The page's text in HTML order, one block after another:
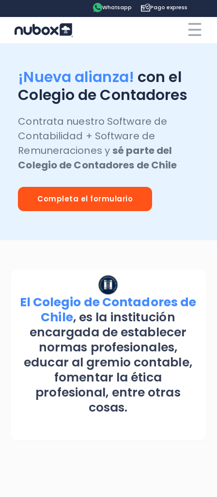
Whatsapp Pago express
☰
×
Ingreso clientes
Tu espacio
Pago express
Ayuda
Software
Contabilidad
Remuneraciones
Portal de colaboradores
Soluciones
Contadores
Casos de éxito
Precios
Calculadoras
Recursos
Demostraciones
¡Nueva alianza! con el
Colegio de Contadores
Contrata nuestro Software de
Contabilidad + Software de
Remuneraciones ysé parte del
Colegio de Contadores de Chile
Completa el formulario
El Colegio de Contadores de
Chile, es la institución
encargada de establecer
normas profesionales,
educar al gremio contable,
fomentar la ética
profesional, entre otras
cosas.